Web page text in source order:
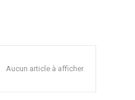
Aucun article à afficher